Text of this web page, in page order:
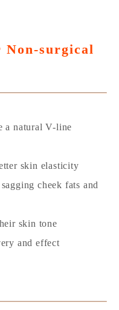
Non-surgical
a natural V-line
skin elasticity
cheek fats and
skin tone
and effect